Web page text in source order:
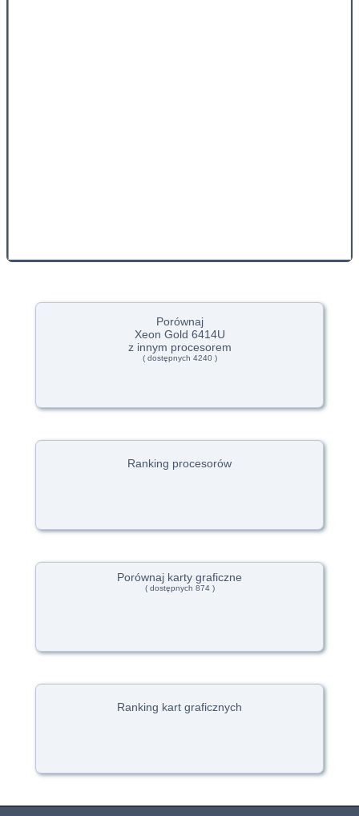
Porównaj
Xeon Gold 6414U
z innym procesorem
( dostępnych 4240 )
Ranking procesorów
Porównaj karty graficzne
( dostępnych 874 )
Ranking kart graficznych